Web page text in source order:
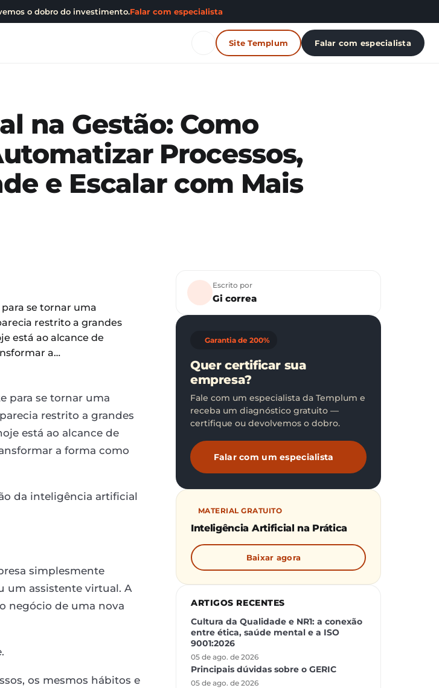
o dobro do investimento.Falar com especialista
Site Templum Falar com especialista
na Gestão: Como
Processos,
e Escalar com Mais
se tornar uma
restrito a grandes
está ao alcance de
a…
para se tornar uma
restrito a grandes
está ao alcance de
a forma como
da inteligência artificial
simplesmente
um assistente virtual. A
negócio de uma nova
os mesmos hábitos e
Escrito por
Gi correa
Garantia de 200%
Quer certificar sua
empresa?
Fale com um especialista da Templum e
receba um diagnóstico gratuito —
certifique ou devolvemos o dobro.
Falar com um especialista
MATERIAL GRATUITO
Inteligência Artificial na Prática
Baixar agora
ARTIGOS RECENTES
Cultura da Qualidade e NR1: a conexão
entre ética, saúde mental e a ISO
9001:2026
05 de ago. de 2026
Principais dúvidas sobre o GERIC
05 de ago. de 2026